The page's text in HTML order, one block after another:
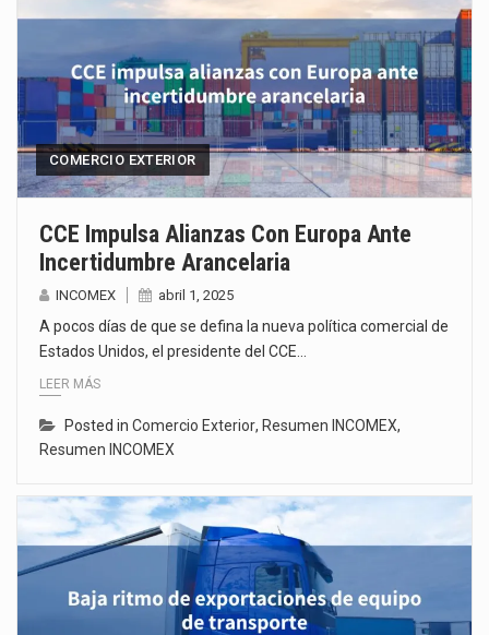
COMERCIO EXTERIOR
CCE Impulsa Alianzas Con Europa Ante
Incertidumbre Arancelaria
INCOMEX abril 1, 2025
A pocos días de que se defina la nueva política comercial de
Estados Unidos, el presidente del CCE…
LEER MÁS
Posted in Comercio Exterior, Resumen INCOMEX,
Resumen INCOMEX